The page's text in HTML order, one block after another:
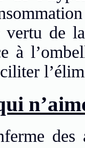
vertu de
à
des